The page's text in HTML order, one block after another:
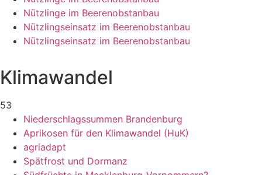
Nützlinge im Beerenobstanbau
Nützlingseinsatz im Beerenobstanbau
Nützlingseinsatz im Beerenobstanbau
Klimawandel
53
Niederschlagssummen Brandenburg
Aprikosen für den Klimawandel (HuK)
agriadapt
Spätfrost und Dormanz